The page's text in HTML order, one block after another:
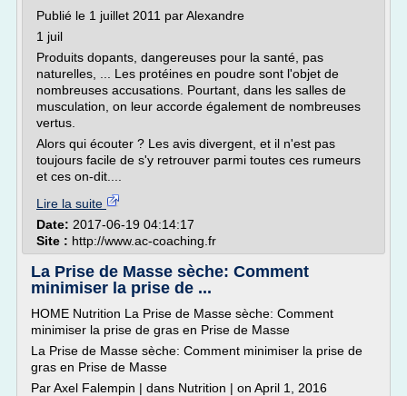
Publié le 1 juillet 2011 par Alexandre
1 juil
Produits dopants, dangereuses pour la santé, pas
naturelles, ... Les protéines en poudre sont l'objet de
nombreuses accusations. Pourtant, dans les salles de
musculation, on leur accorde également de nombreuses
vertus.
Alors qui écouter ? Les avis divergent, et il n'est pas
toujours facile de s'y retrouver parmi toutes ces rumeurs
et ces on-dit....
Lire la suite
Date: 2017-06-19 04:14:17
Site : http://www.ac-coaching.fr
La Prise de Masse sèche: Comment
minimiser la prise de ...
HOME Nutrition La Prise de Masse sèche: Comment
minimiser la prise de gras en Prise de Masse
La Prise de Masse sèche: Comment minimiser la prise de
gras en Prise de Masse
Par Axel Falempin | dans Nutrition | on April 1, 2016